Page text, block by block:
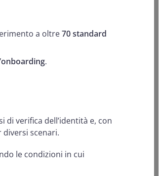
a oltre70 standard
.
verifica dell’identità e, con
diversi scenari.
le condizioni in cui